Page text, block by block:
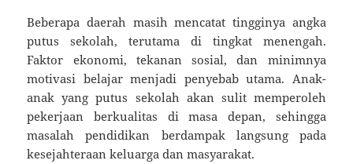
Beberapa daerah masih mencatat tingginya angka
putus sekolah, terutama di tingkat menengah.
Faktor ekonomi, tekanan sosial, dan minimnya
motivasi belajar menjadi penyebab utama. Anak-
anak yang putus sekolah akan sulit memperoleh
pekerjaan berkualitas di masa depan, sehingga
masalah pendidikan berdampak langsung pada
kesejahteraan keluarga dan masyarakat.